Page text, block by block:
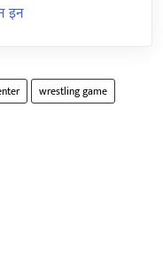
इन
wrestling game